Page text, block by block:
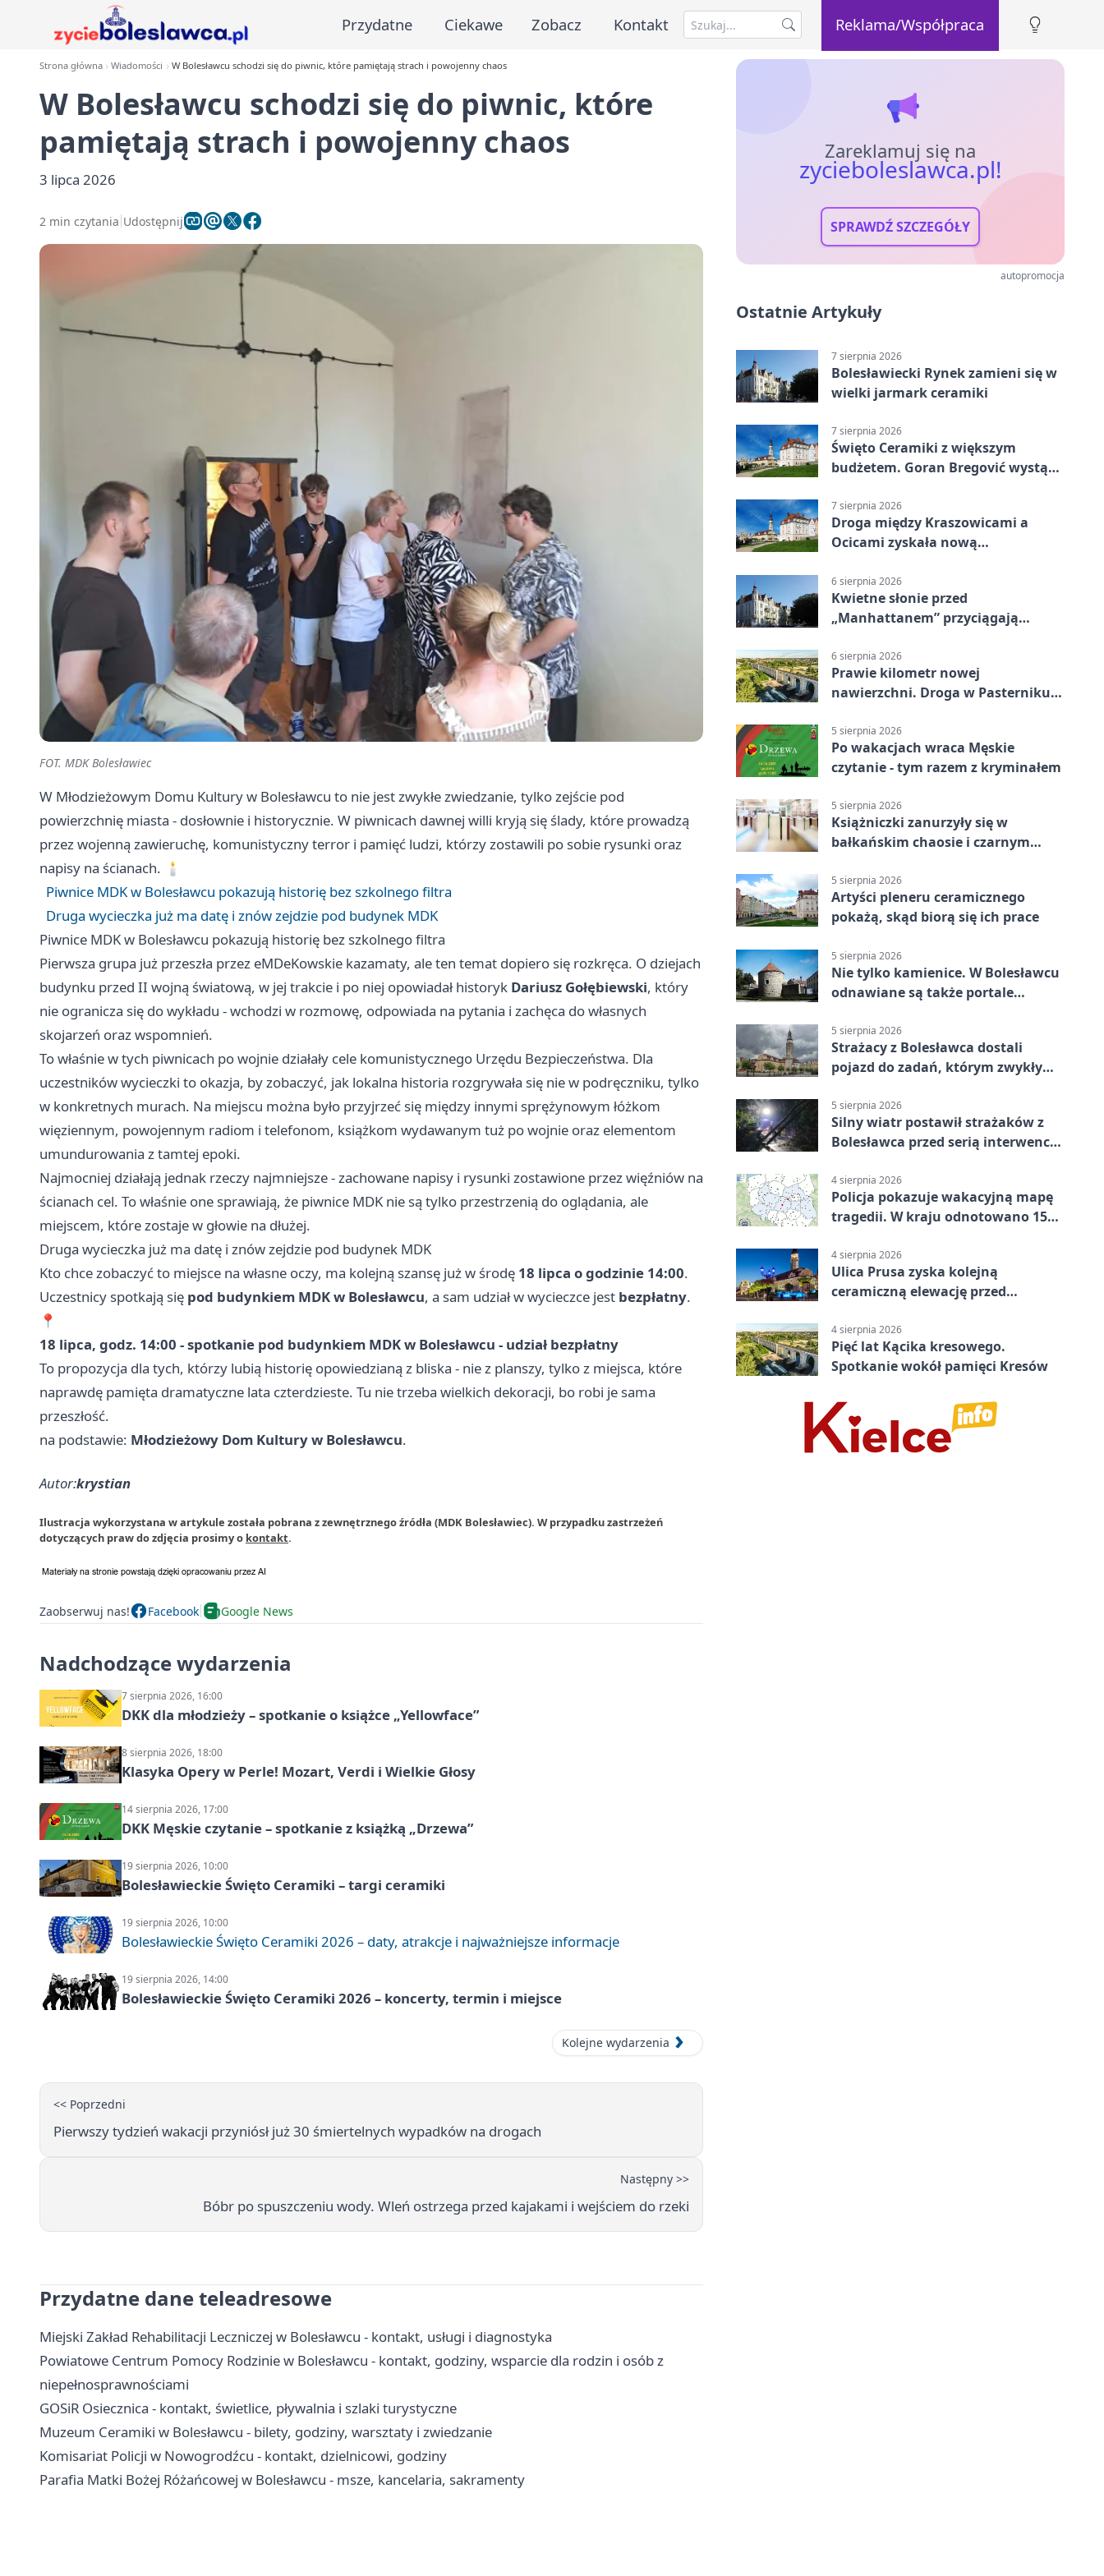
Przydatne Ciekawe Zobacz Kontakt Reklama/Współpraca
Strona główna Wiadomości W Bolesławcu schodzi się do piwnic, które pamiętają strach i powojenny chaos
W Bolesławcu schodzi się do piwnic, które
pamiętają strach i powojenny chaos
3 lipca 2026
2 min czytania Udostępnij
FOT. MDK Bolesławiec
W Młodzieżowym Domu Kultury w Bolesławcu to nie jest zwykłe zwiedzanie, tylko zejście pod
powierzchnię miasta - dosłownie i historycznie. W piwnicach dawnej willi kryją się ślady, które prowadzą
przez wojenną zawieruchę, komunistyczny terror i pamięć ludzi, którzy zostawili po sobie rysunki oraz
napisy na ścianach. 🕯️
Piwnice MDK w Bolesławcu pokazują historię bez szkolnego filtra
Druga wycieczka już ma datę i znów zejdzie pod budynek MDK
Piwnice MDK w Bolesławcu pokazują historię bez szkolnego filtra
Pierwsza grupa już przeszła przez eMDeKowskie kazamaty, ale ten temat dopiero się rozkręca. O dziejach
budynku przed II wojną światową, w jej trakcie i po niej opowiadał historyk Dariusz Gołębiewski, który
nie ogranicza się do wykładu - wchodzi w rozmowę, odpowiada na pytania i zachęca do własnych
skojarzeń oraz wspomnień.
To właśnie w tych piwnicach po wojnie działały cele komunistycznego Urzędu Bezpieczeństwa. Dla
uczestników wycieczki to okazja, by zobaczyć, jak lokalna historia rozgrywała się nie w podręczniku, tylko
w konkretnych murach. Na miejscu można było przyjrzeć się między innymi sprężynowym łóżkom
więziennym, powojennym radiom i telefonom, książkom wydawanym tuż po wojnie oraz elementom
umundurowania z tamtej epoki.
Najmocniej działają jednak rzeczy najmniejsze - zachowane napisy i rysunki zostawione przez więźniów na
ścianach cel. To właśnie one sprawiają, że piwnice MDK nie są tylko przestrzenią do oglądania, ale
miejscem, które zostaje w głowie na dłużej.
Druga wycieczka już ma datę i znów zejdzie pod budynek MDK
Kto chce zobaczyć to miejsce na własne oczy, ma kolejną szansę już w środę 18 lipca o godzinie 14:00.
Uczestnicy spotkają się pod budynkiem MDK w Bolesławcu, a sam udział w wycieczce jest bezpłatny.
📍
18 lipca, godz. 14:00 - spotkanie pod budynkiem MDK w Bolesławcu - udział bezpłatny
To propozycja dla tych, którzy lubią historię opowiedzianą z bliska - nie z planszy, tylko z miejsca, które
naprawdę pamięta dramatyczne lata czterdzieste. Tu nie trzeba wielkich dekoracji, bo robi je sama
przeszłość.
na podstawie: Młodzieżowy Dom Kultury w Bolesławcu.
Autor:krystian
Ilustracja wykorzystana w artykule została pobrana z zewnętrznego źródła (MDK Bolesławiec). W przypadku zastrzeżeń
dotyczących praw do zdjęcia prosimy o kontakt.
Zaobserwuj nas! Facebook Google News
Nadchodzące wydarzenia
7 sierpnia 2026, 16:00
DKK dla młodzieży – spotkanie o książce „Yellowface”
8 sierpnia 2026, 18:00
Klasyka Opery w Perle! Mozart, Verdi i Wielkie Głosy
14 sierpnia 2026, 17:00
DKK Męskie czytanie – spotkanie z książką „Drzewa”
19 sierpnia 2026, 10:00
Bolesławieckie Święto Ceramiki – targi ceramiki
19 sierpnia 2026, 10:00
Bolesławieckie Święto Ceramiki 2026 – daty, atrakcje i najważniejsze informacje
19 sierpnia 2026, 14:00
Bolesławieckie Święto Ceramiki 2026 – koncerty, termin i miejsce
Kolejne wydarzenia
<< Poprzedni
Pierwszy tydzień wakacji przyniósł już 30 śmiertelnych wypadków na drogach
Następny >>
Bóbr po spuszczeniu wody. Wleń ostrzega przed kajakami i wejściem do rzeki
Przydatne dane teleadresowe
Miejski Zakład Rehabilitacji Leczniczej w Bolesławcu - kontakt, usługi i diagnostyka
Powiatowe Centrum Pomocy Rodzinie w Bolesławcu - kontakt, godziny, wsparcie dla rodzin i osób z
niepełnosprawnościami
GOSiR Osiecznica - kontakt, świetlice, pływalnia i szlaki turystyczne
Muzeum Ceramiki w Bolesławcu - bilety, godziny, warsztaty i zwiedzanie
Komisariat Policji w Nowogrodźcu - kontakt, dzielnicowi, godziny
Parafia Matki Bożej Różańcowej w Bolesławcu - msze, kancelaria, sakramenty
Zareklamuj się na
zycieboleslawca.pl!
SPRAWDŹ SZCZEGÓŁY
autopromocja
Ostatnie Artykuły
7 sierpnia 2026
Bolesławiecki Rynek zamieni się w
wielki jarmark ceramiki
7 sierpnia 2026
Święto Ceramiki z większym
budżetem. Goran Bregović wystąpi
7 sierpnia 2026
Droga między Kraszowicami a
Ocicami zyskała nową
6 sierpnia 2026
Kwietne słonie przed
„Manhattanem” przyciągają
6 sierpnia 2026
Prawie kilometr nowej
nawierzchni. Droga w Pasterniku
5 sierpnia 2026
Po wakacjach wraca Męskie
czytanie - tym razem z kryminałem
5 sierpnia 2026
Książniczki zanurzyły się w
bałkańskim chaosie i czarnym
5 sierpnia 2026
Artyści pleneru ceramicznego
pokażą, skąd biorą się ich prace
5 sierpnia 2026
Nie tylko kamienice. W Bolesławcu
odnawiane są także portale
5 sierpnia 2026
Strażacy z Bolesławca dostali
pojazd do zadań, którym zwykły
5 sierpnia 2026
Silny wiatr postawił strażaków z
Bolesławca przed serią interwencji
4 sierpnia 2026
Policja pokazuje wakacyjną mapę
tragedii. W kraju odnotowano 155
4 sierpnia 2026
Ulica Prusa zyska kolejną
ceramiczną elewację przed
4 sierpnia 2026
Pięć lat Kącika kresowego.
Spotkanie wokół pamięci Kresów